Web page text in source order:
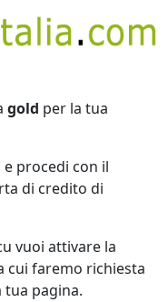
gold per la tua
procedi con il
di credito di
vuoi attivare la
cui faremo richiesta
pagina.